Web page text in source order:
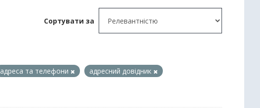
Сортувати за
адреса та телефони
адресний довідник